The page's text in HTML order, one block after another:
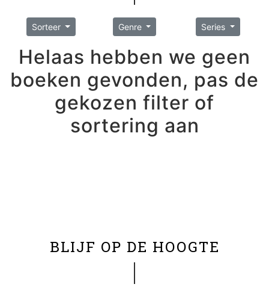
Sorteer Genre Series
Helaas hebben we geen
boeken gevonden, pas de
gekozen filter of
sortering aan
BLIJF OP DE HOOGTE